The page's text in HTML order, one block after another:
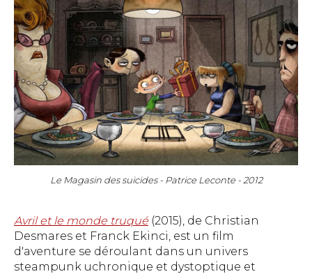
Le Magasin des suicides - Patrice Leconte - 2012
Avril et le monde truqué (2015), de Christian
Desmares et Franck Ekinci, est un film
d'aventure se déroulant dans un univers
steampunk uchronique et dystoptique et